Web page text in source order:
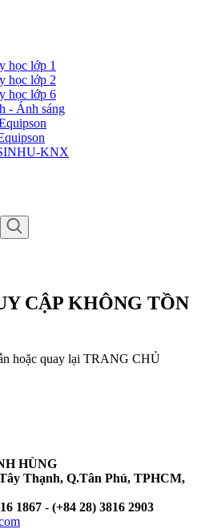
học lớp 1
học lớp 2
học lớp 6
- Ánh sáng
KNX
CẬP KHÔNG TỒN
hoặc quay lại TRANG CHỦ
HÙNG
Thạnh, Q.Tân Phú, TPHCM,
1867 - (+84 28) 3816 2903